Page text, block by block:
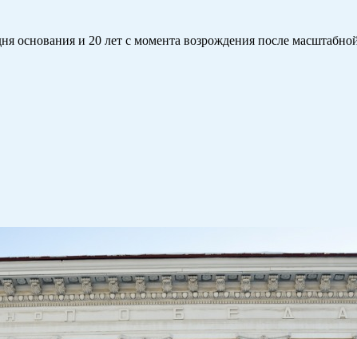
основания и 20 лет с момента возрождения после